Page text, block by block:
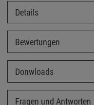
Details
Bewertungen
Donwloads
Fragen und Antworten